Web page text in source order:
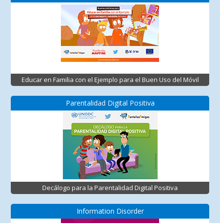
Educar en Familia con el Ejemplo para el Buen Uso del Móvil
Parentalidad Digital Positiva
Decálogo para la Parentalidad Digital Positiva
Information Disorder